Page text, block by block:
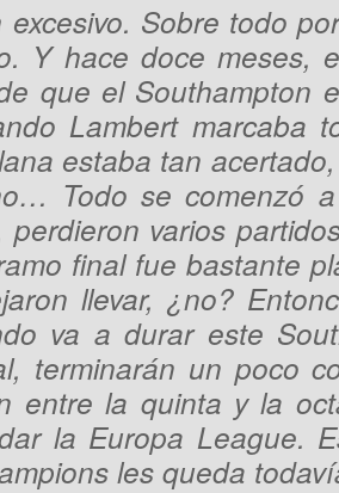
Sobre todo
Y hace doce meses,
que el Southampton
Lambert marcaba
estaba tan
Todo se comenzó
perdieron varios
final fue bastante
llevar, ¿no?
va a durar este
terminarán un poco
entre la quinta y la
la Europa League.
les queda